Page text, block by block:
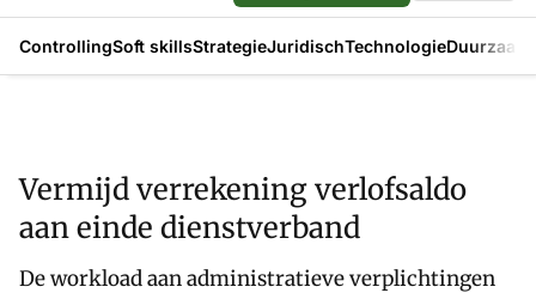
ControllingSoft skillsStrategieJuridischTechnologie
Vermijd verrekening verlofsaldo
aan einde dienstverband
De workload aan administratieve verplichtingen